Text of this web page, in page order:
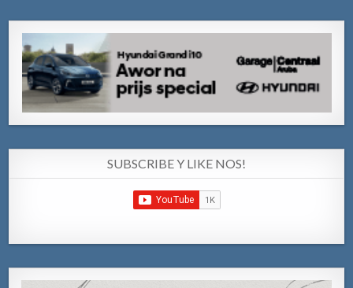
SUBSCRIBE Y LIKE NOS!